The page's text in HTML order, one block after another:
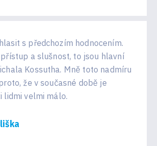
s předchozím hodnocením.
a slušnost, to jsou hlavní
Kossutha. Mně toto nadmíru
že v současné době je
lidmi velmi málo.